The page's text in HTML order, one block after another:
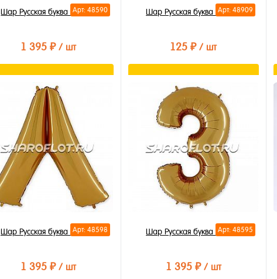
Арт: 48590
Шар Русская буква В 85см
1 395 ₽ / шт
Купить в 1 клик
В избранное
В наличии
Арт: 48909
Шар Русская буква Ч 35см
125 ₽/ шт
Купить в 1 клик
В избранное
Арт: 48598
Шар Русская буква Л 85см
1 395 ₽ / шт
Арт: 48595
Шар Русская буква З 85см
1 395 ₽ / шт